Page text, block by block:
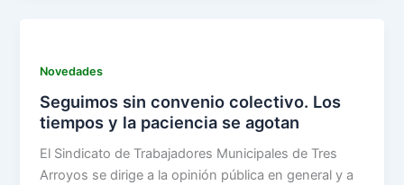
Novedades
Seguimos sin convenio colectivo. Los
tiempos y la paciencia se agotan
El Sindicato de Trabajadores Municipales de Tres
Arroyos se dirige a la opinión pública en general y a